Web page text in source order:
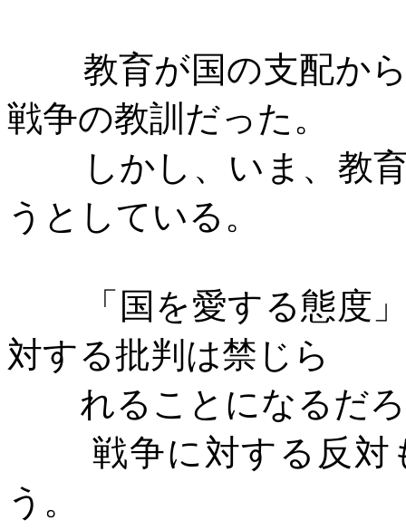
教育が国の支配か
戦争の教訓だった。
しかし、いま、教
うとしている。
「国を愛する態度
対する批判は禁じら
れることになるだ
戦争に対する反
う。